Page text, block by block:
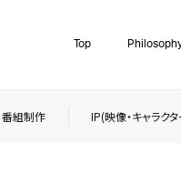
Top
番組制作 IP(映像・キャラク